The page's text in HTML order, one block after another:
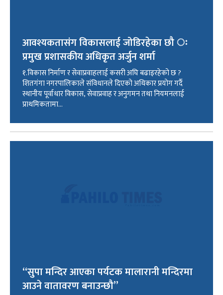
आवश्यकतासंग विकासलाई जोडिरहेका छौ ः
प्रमुख प्रशासकीय अधिकृत अर्जुन शर्मा
१.विकास निर्माण र सेवाप्रवाहलाई कसरी अघि बढाइरहेको छ ?
शितगंगा नगरपालिकाले संविधानले दिएको अधिकार प्रयोग गर्दै
स्थानीय पूर्वाधार विकास, सेवाप्रवाह र अनुगमन तथा नियमनलाई
प्राथमिकतामा...
“सुपा मन्दिर आएका पर्यटक मालारानी मन्दिरमा
आउने वातावरण बनाउन्छौ”